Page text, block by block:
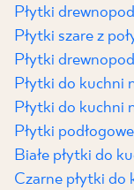
Płytki
Płytki szare z
Płytki
Płytki do kuchni
Płytki do kuchni
Płytki
Białe płytki do
Czarne płytki do